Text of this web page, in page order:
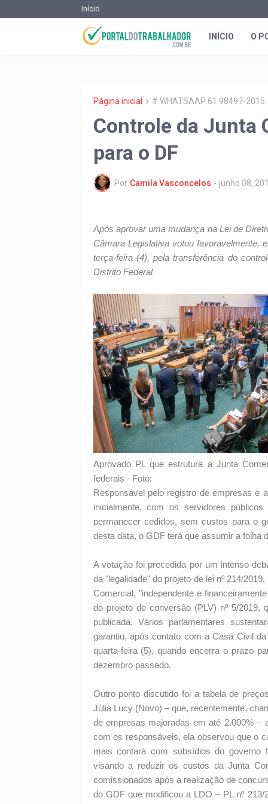
Início
INÍCIO O
Página inicial # WHATSAAP 61 98497-2015
Controle da Junta
para o DF
Por Camila Vasconcelos - junho 08,
Após aprovar uma mudança na Lei de
Câmara Legislativa votou favoravelmente,
terça-feira (4), pela transferência do
Distrito Federal
Aprovado PL que estrutura a Junta
federais - Foto:
Responsável pelo registro de empresas e
inicialmente, com os servidores
permanecer cedidos, sem custos para o
desta data, o GDF terá que assumir a folha
A votação foi precedida por um intenso
da "legalidade" do projeto de lei nº 214/
Comercial, "independente e
do projeto de conversão (PLV) nº 5/2019,
publicada. Vários parlamentares
garantiu, após contato com a Casa Civil
quarta-feira (5), quando encerra o prazo
dezembro passado.
Outro ponto discutido foi a tabela de
Júlia Lucy (Novo) – que, recentemente,
de empresas majoradas em até 2.000% –
com os responsáveis, ela observou que o
mais contará com subsídios do governo
visando a reduzir os custos da Junta
comissionados após a realização de
do GDF que modificou a LDO – PL nº